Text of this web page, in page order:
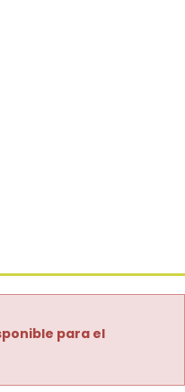
para el